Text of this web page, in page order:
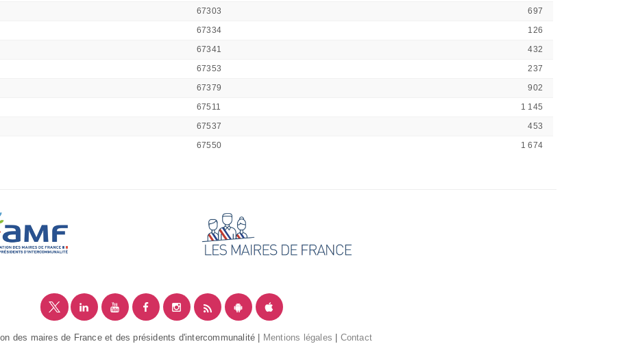
67303
697
67334
126
67341
432
67353
237
67379
902
67511
1 145
67537
453
67550 1 674
des maires de France et des présidents d'intercommunalité | Mentions légales | Contact